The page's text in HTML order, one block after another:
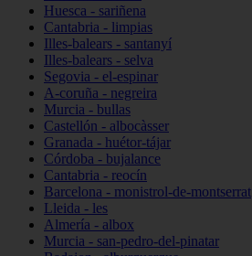
Huesca - sariñena
Cantabria - limpias
Illes-balears - santanyí
Illes-balears - selva
Segovia - el-espinar
A-coruña - negreira
Murcia - bullas
Castellón - albocàsser
Granada - huétor-tájar
Córdoba - bujalance
Cantabria - reocín
Barcelona - monistrol-de-montserrat
Lleida - les
Almería - albox
Murcia - san-pedro-del-pinatar